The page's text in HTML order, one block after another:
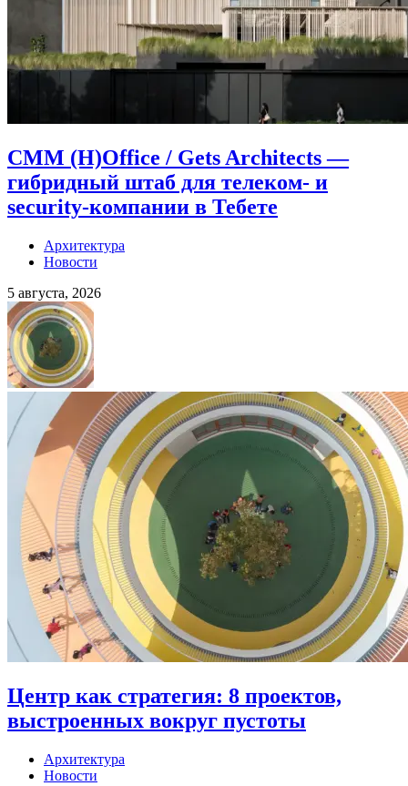
CMM (H)Office / Gets Architects —
гибридный штаб для телеком- и
security-компании в Тебете
Архитектура
Новости
5 августа, 2026
Центр как стратегия: 8 проектов,
выстроенных вокруг пустоты
Архитектура
Новости